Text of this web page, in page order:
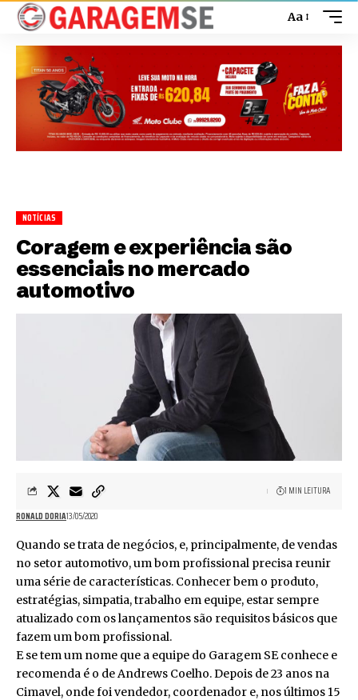
Aa
NOTÍCIAS
Coragem e experiência são
essenciais no mercado
automotivo
RONALD DORIA13/05/2020
1 MIN LEITURA
Quando se trata de negócios, e, principalmente, de vendas
no setor automotivo, um bom profissional precisa reunir
uma série de características. Conhecer bem o produto,
estratégias, simpatia, trabalho em equipe, estar sempre
atualizado com os lançamentos são requisitos básicos que
fazem um bom profissional.
E se tem um nome que a equipe do Garagem SE conhece e
recomenda é o de Andrews Coelho. Depois de 23 anos na
Cimavel, onde foi vendedor, coordenador e, nos últimos 15